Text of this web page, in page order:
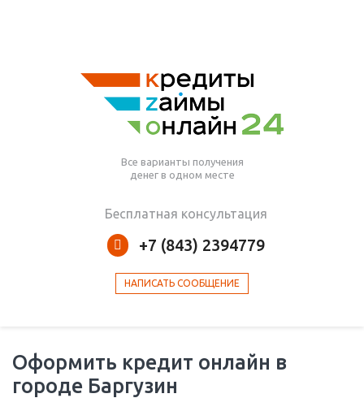
Все варианты получения
денег в одном месте
Бесплатная консультация
+7 (843) 2394779
НАПИСАТЬ СООБЩЕНИЕ
Оформить кредит онлайн в
городе Баргузин